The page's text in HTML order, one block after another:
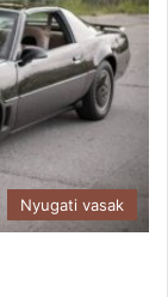
Nyugati vasak